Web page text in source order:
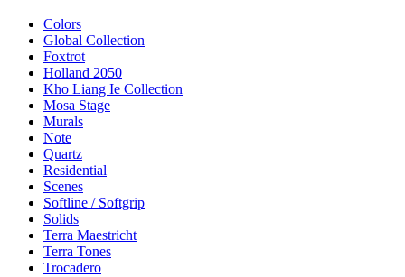
Colors
Global Collection
Foxtrot
Holland 2050
Kho Liang Ie Collection
Mosa Stage
Murals
Note
Quartz
Residential
Scenes
Softline / Softgrip
Solids
Terra Maestricht
Terra Tones
Trocadero